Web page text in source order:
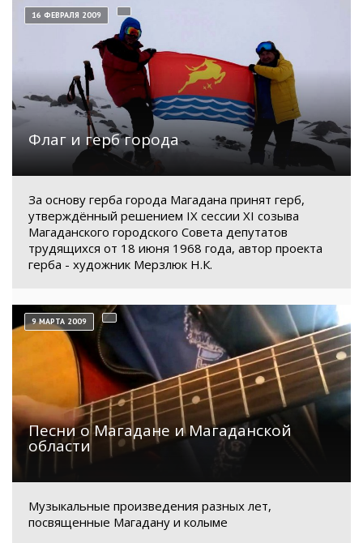
Флаг и герб города
16 ФЕВРАЛЯ 2009
За основу герба города Магадана принят герб,
утверждённый решением IX сессии XI созыва
Магаданского городского Совета депутатов
трудящихся от 18 июня 1968 года, автор проекта
герба - художник Мерзлюк Н.К.
Песни о Магадане и Магаданской
области
9 МАРТА 2009
Музыкальные произведения разных лет,
посвященные Магадану и колыме